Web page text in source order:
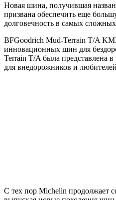
Новая шина, получившая
призвана обеспечить еще
долговечность в самых
BFGoodrich Mud-Terrain T/A
инновационных шин для
Terrain T/A была представлена
для внедорожников и
С тех пор Michelin продолжает